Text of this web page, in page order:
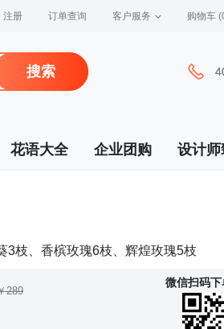
注册 订单查询 客户服务 购物车
搜索
花语大全 企业团购 设计师
3枝、香槟玫瑰6枝、辉煌玫瑰5枝
289
微信扫码下